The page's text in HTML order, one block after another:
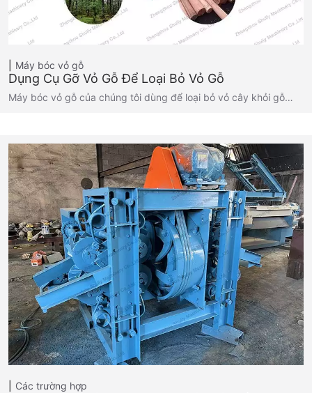
Máy bóc vỏ gỗ
Dụng Cụ Gỡ Vỏ Gỗ Để Loại Bỏ Vỏ Gỗ
Máy bóc vỏ gỗ của chúng tôi dùng để loại bỏ vỏ cây khỏi gỗ…
Các trường hợp